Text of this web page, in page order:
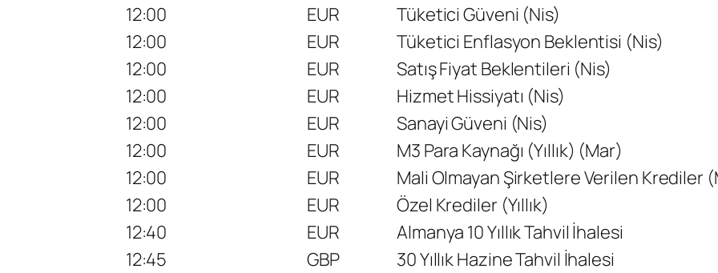
12:00
EUR
Tüketici Güveni (Nis)
12:00
EUR
Tüketici Enflasyon Beklentisi (Nis)
12:00
EUR
Satış Fiyat Beklentileri (Nis)
12:00
EUR
Hizmet Hissiyatı (Nis)
12:00
EUR
Sanayi Güveni (Nis)
12:00
EUR
M3 Para Kaynağı (Yıllık) (Mar)
12:00
EUR
Mali Olmayan Şirketlere Verilen Krediler
12:00
EUR
Özel Krediler (Yıllık)
12:40
EUR
Almanya 10 Yıllık Tahvil İhalesi
12:45
GBP
30 Yıllık Hazine Tahvil İhalesi